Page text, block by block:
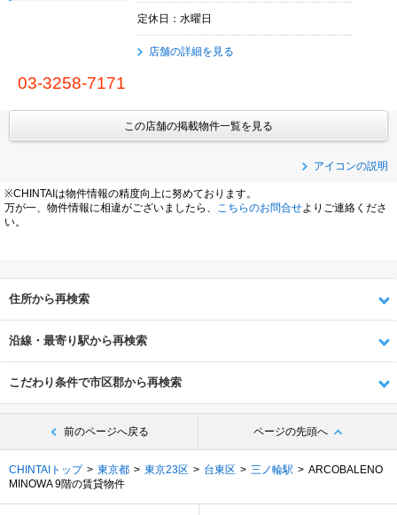
定休日：水曜日
店舗の詳細を見る
03-3258-7171
この店舗の掲載物件一覧を見る
アイコンの説明
※CHINTAIは物件情報の精度向上に努めております。
万が一、物件情報に相違がございましたら、
こちらのお問合せよりご連絡くださ
い。
住所から再検索
沿線・最寄り駅から再検索
こだわり条件で市区郡から再検索
前のページへ戻る ページの先頭へ
CHINTAIトップ 東京都 東京23区 台東区 三ノ輪駅
ARCOBALENO
MINOWA 9階の賃貸物件